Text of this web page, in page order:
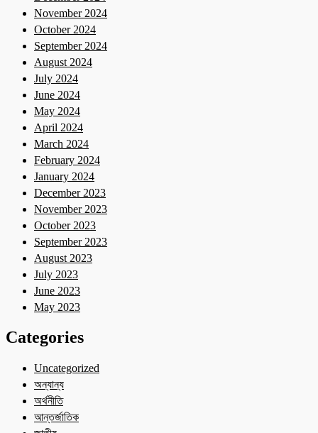
November 2024
October 2024
September 2024
August 2024
July 2024
June 2024
May 2024
April 2024
March 2024
February 2024
January 2024
December 2023
November 2023
October 2023
September 2023
August 2023
July 2023
June 2023
May 2023
Categories
Uncategorized
অন্যান্য
অর্থনীতি
আন্তর্জাতিক